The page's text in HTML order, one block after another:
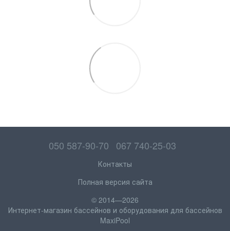
050 587-90-70 067 740-25-03
Контакты
Полная версия сайта
© 2014—2026
Интернет-магазин бассейнов и оборудования для бассейнов
MaxiPool